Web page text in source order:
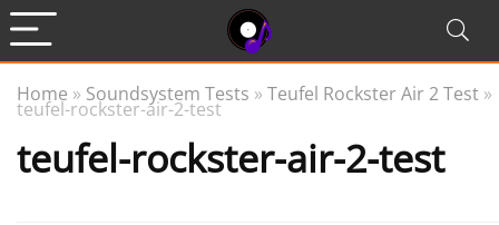
Home » Soundsystem Tests » Teufel Rockster Air 2 Test »
teufel-rockster-air-2-test
teufel-rockster-air-2-test